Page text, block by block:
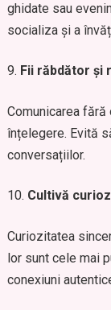
ghidate sau
socializa și a
Fii răbdător și
Comunicarea
înțelegere. Evită
conversațiilor.
Cultivă
Curiozitatea
lor sunt cele mai
conexiuni